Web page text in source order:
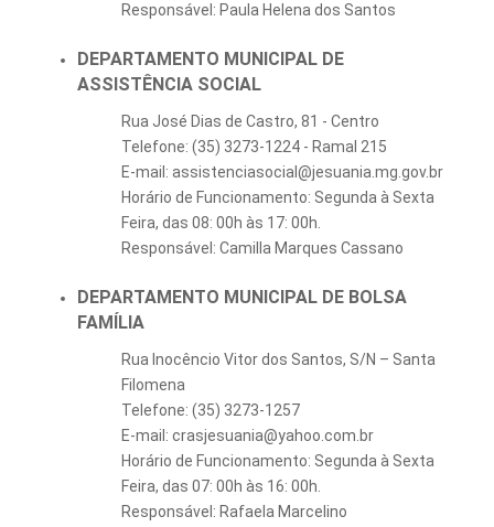
Responsável: Paula Helena dos Santos
DEPARTAMENTO MUNICIPAL DE
ASSISTÊNCIA SOCIAL
Rua José Dias de Castro, 81 - Centro
Telefone: (35) 3273-1224 - Ramal 215
E-mail: assistenciasocial@jesuania.mg.gov.br
Horário de Funcionamento: Segunda à Sexta
Feira, das 08: 00h às 17: 00h.
Responsável: Camilla Marques Cassano
DEPARTAMENTO MUNICIPAL DE BOLSA
FAMÍLIA
Rua Inocêncio Vitor dos Santos, S/N – Santa
Filomena
Telefone: (35) 3273-1257
E-mail: crasjesuania@yahoo.com.br
Horário de Funcionamento: Segunda à Sexta
Feira, das 07: 00h às 16: 00h.
Responsável: Rafaela Marcelino